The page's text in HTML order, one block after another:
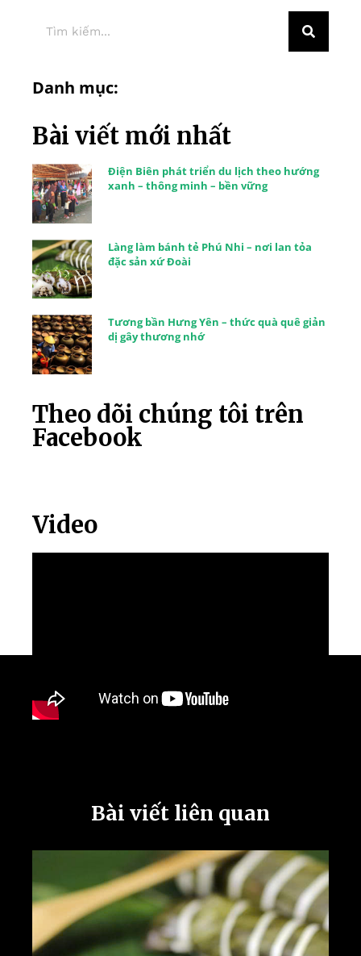
Danh mục:
Bài viết mới nhất
Điện Biên phát triển du lịch theo hướng
xanh – thông minh – bền vững
Làng làm bánh tẻ Phú Nhi – nơi lan tỏa
đặc sản xứ Đoài
Tương bần Hưng Yên – thức quà quê giản
dị gây thương nhớ
Theo dõi chúng tôi trên
Facebook
Video
Bài viết liên quan